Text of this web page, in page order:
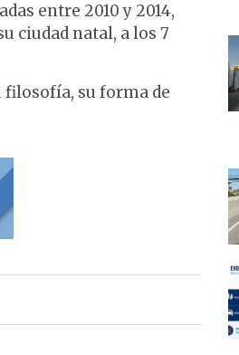
entre 2010 y 2014,
ciudad natal, a los 7
filosofía, su forma de